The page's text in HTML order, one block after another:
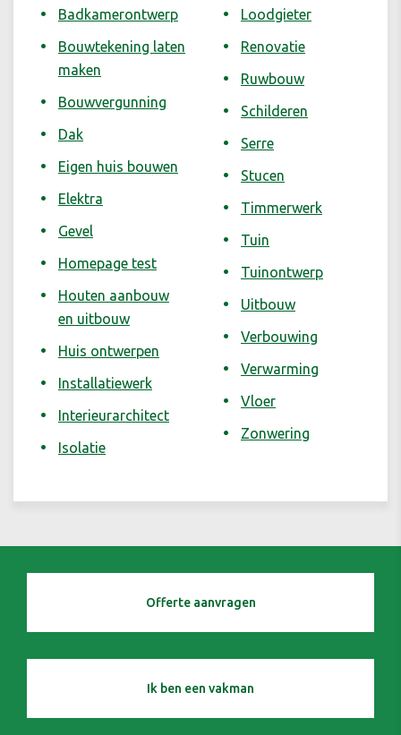
Badkamerontwerp
Bouwtekening laten
maken
Bouwvergunning
Dak
Eigen huis bouwen
Elektra
Gevel
Homepage test
Houten aanbouw
en uitbouw
Huis ontwerpen
Installatiewerk
Interieurarchitect
Isolatie
Loodgieter
Renovatie
Ruwbouw
Schilderen
Serre
Stucen
Timmerwerk
Tuin
Tuinontwerp
Uitbouw
Verbouwing
Verwarming
Vloer
Zonwering
Offerte aanvragen
Ik ben een vakman